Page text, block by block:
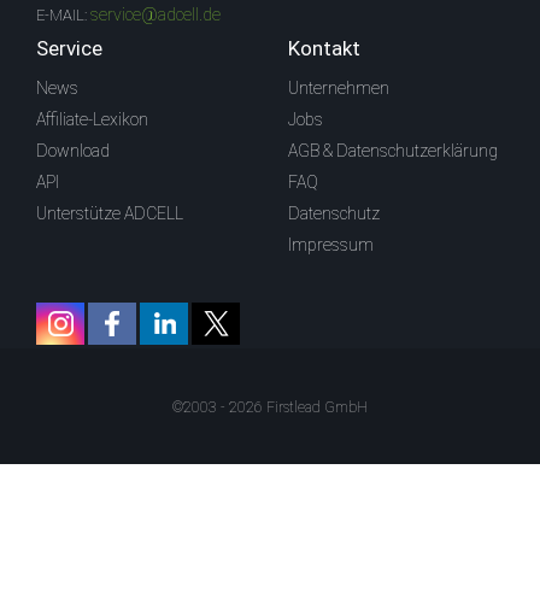
E-MAIL: service@adcell.de
Service
News
Affiliate-Lexikon
Download
API
Unterstütze ADCELL
Kontakt
Unternehmen
Jobs
AGB & Datenschutzerklärung
FAQ
Datenschutz
Impressum
©2003 - 2026 Firstlead GmbH